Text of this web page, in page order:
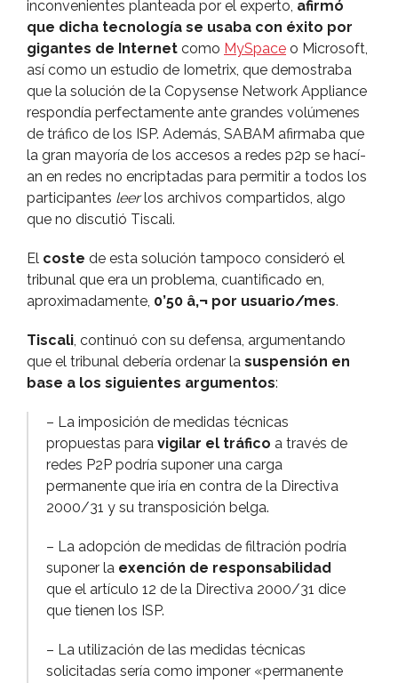
inconvenientes planteada por el experto, afirmó
que dicha tecnologí­a se usaba con éxito por
gigantes de Internet como MySpace o Microsoft,
así­ como un estudio de Iometrix, que demostraba
que la solución de la Copysense Network Appliance
respondí­a perfectamente ante grandes volúmenes
de tráfico de los ISP. Además, SABAM afirmaba que
la gran mayorí­a de los accesos a redes p2p se hací­
an en redes no encriptadas para permitir a todos los
participantes leerlos archivos compartidos, algo
que no discutió Tiscali.
El coste de esta solución tampoco consideró el
tribunal que era un problema, cuantificado en,
aproximadamente, 0’50 â‚¬ por usuario/mes.
Tiscali, continuó con su defensa, argumentando
que el tribunal deberí­a ordenar la suspensión en
base a los siguientes argumentos:
– La imposición de medidas técnicas
propuestas para vigilar el tráfico a través de
redes P2P podrí­a suponer una carga
permanente que irí­a en contra de la Directiva
2000/31 y su transposición belga.
– La adopción de medidas de filtración podrí­a
suponer la exención de responsabilidad
que el artí­culo 12 de la Directiva 2000/31 dice
que tienen los ISP.
– La utilización de las medidas técnicas
solicitadas serí­a como imponer «permanente